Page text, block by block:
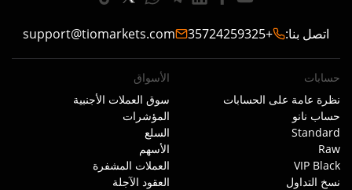
اتصل بنا:
+35724259325
support@tiomarkets.com
حسابات
نظرة عامة على الحسابات
حساب نانو
Standard
Raw
VIP Black
نسخ التداول
الأسواق
سوق العملات الأجنبية
المؤشرات
السلع
الأسهم
العملات المشفرة
العقود الآجلة